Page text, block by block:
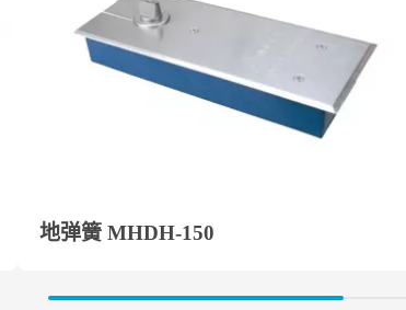
：90°-20°
：20°-0°
yes地弹簧 MHDH-150